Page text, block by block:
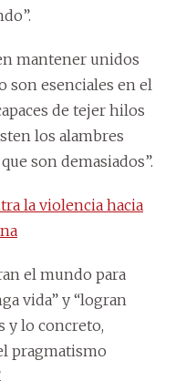
mantener unidos
son esenciales en el
de tejer hilos
los alambres
son demasiados”.
la violencia hacia
el mundo para
vida” y “logran
y lo concreto,
pragmatismo